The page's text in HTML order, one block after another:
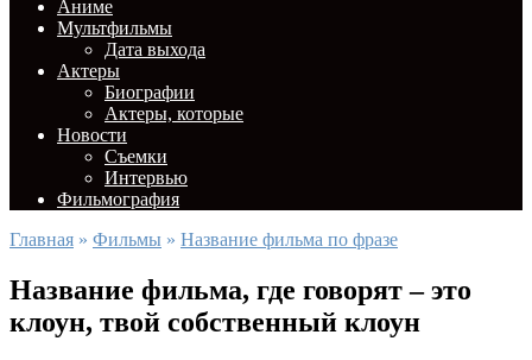
Аниме
Мультфильмы
Дата выхода
Актеры
Биографии
Актеры, которые
Новости
Съемки
Интервью
Фильмография
Главная » Фильмы » Название фильма по фразе
Название фильма, где говорят – это
клоун, твой собственный клоун